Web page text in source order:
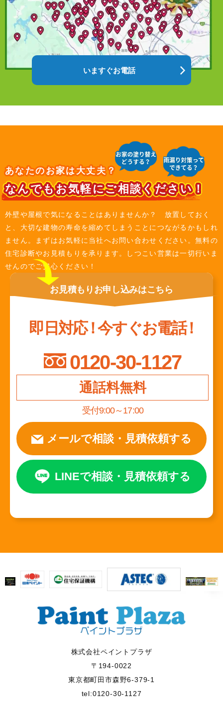
いますぐお電話
あなたのお家は大丈夫？
なんでもお気軽にご相談ください！
外壁や屋根で気になることはありませんか？ 放置しておく
と、大切な建物の寿命を縮めてしまうことにつながるかもしれ
ません。まずはお気軽に当社へお問い合わせください。無料の
住宅診断やお見積もりを承ります。しつこい営業は一切行いま
せんのでご安心ください！
お見積もり お申し込みはこちら
即日対応！今すぐお電話！
0120-30-1127
通話料無料
受付9:00～17:00
メールで相談 ・ 見積依頼する
LINEで相談・ 見積依頼する
株式会社ペイントプラザ
〒194-0022
東京都町田市森野6-379-1
tel:0120-30-1127